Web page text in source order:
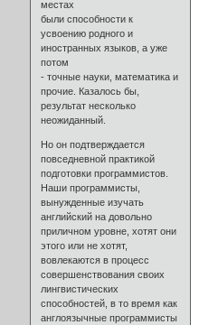
местах
были способности к
усвоению родного и
иностранных языков, а уже
потом
- точные науки, математика и
прочие. Казалось бы,
результат несколько
неожиданный.
Но он подтверждается
повседневной практикой
подготовки программистов.
Наши программисты,
вынужденные изучать
английский на довольно
приличном уровне, хотят они
этого или не хотят,
вовлекаются в процесс
совершенствования своих
лингвистических
способностей, в то время как
англоязычные программисты